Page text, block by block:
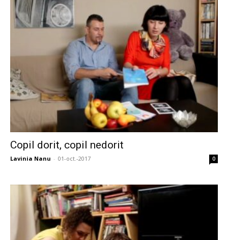
Copil dorit, copil nedorit
Lavinia Nanu - 01-oct.-2017 0